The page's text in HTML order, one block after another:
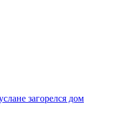
загорелся дом